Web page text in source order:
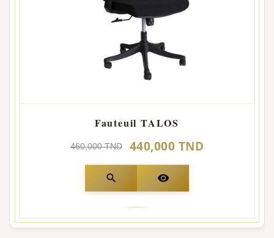
Fauteuil TALOS
460,000 TND 440,000 TND
search visibility